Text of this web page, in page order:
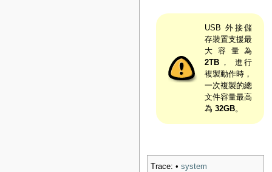
USB 外接儲
存裝置支援最
大容量為
2TB ， 進行
複製動作時，
一次複製的總
文件容量最高
為32GB。
Trace: • system